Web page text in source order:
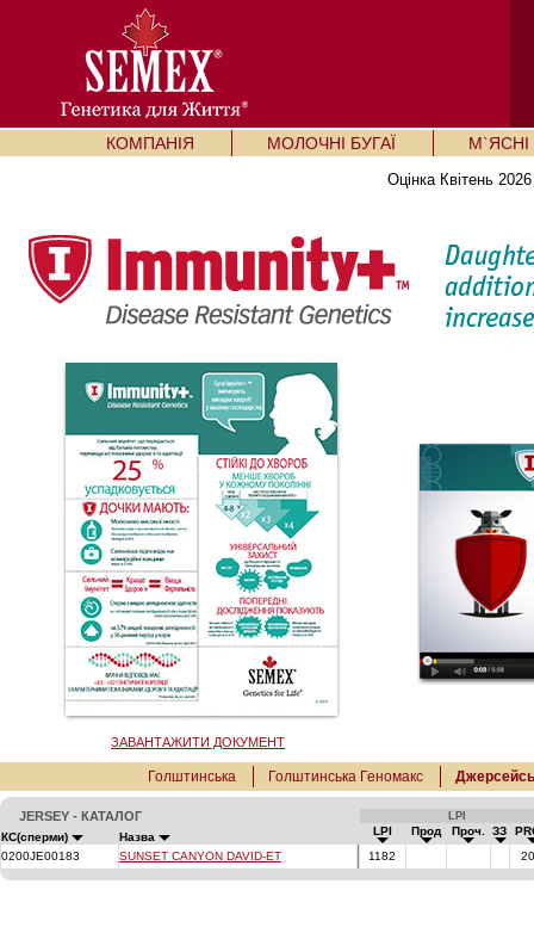
КОМПАНІЯ МОЛОЧНІ БУГАЇ М`ЯСНІ
Оцінка Квітень
ЗАВАНТАЖИТИ ДОКУМЕНТ
Голштинська Голштинська Геномакс
JERSEY - КАТАЛОГ LPI
КС(сперми) Назва LPI Прод Проч. ЗЗ
0200JE00183
SUNSET CANYON DAVID-ET 1182